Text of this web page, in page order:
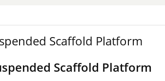
Scaffold Platform
Scaffold Platform